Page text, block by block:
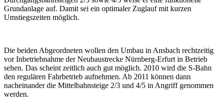
Grundanlage auf. Damit sei ein optimaler Zuglauf mit kurzen
Umstiegszeiten möglich.
Die beiden Abgeordneten wollen den Umbau in Ansbach rechtzeitig
vor Inbetriebnahme der Neubaustrecke Nürnberg-Erfurt in Betrieb
sehen. Das scheint zeitlich auch gut möglich. 2010 wird die S-Bahn
den regulären Fahrbetrieb aufnehmen. Ab 2011 können dann
nacheinander die Mittelbahnsteige 2/3 und 4/5 in Angriff genommen
werden.